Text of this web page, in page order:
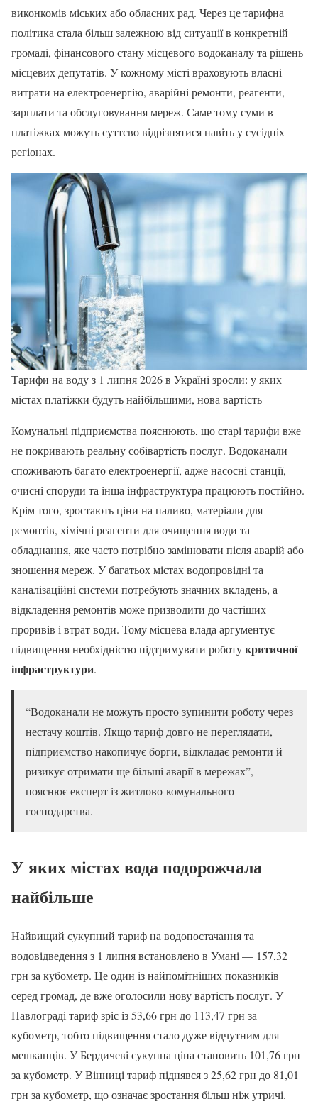
виконкомів міських або обласних рад. Через це тарифна
політика стала більш залежною від ситуації в конкретній
громаді, фінансового стану місцевого водоканалу та рішень
місцевих депутатів. У кожному місті враховують власні
витрати на електроенергію, аварійні ремонти, реагенти,
зарплати та обслуговування мереж. Саме тому суми в
платіжках можуть суттєво відрізнятися навіть у сусідніх
регіонах.
Тарифи на воду з 1 липня 2026 в Україні зросли: у яких
містах платіжки будуть найбільшими, нова вартість
Комунальні підприємства пояснюють, що старі тарифи вже
не покривають реальну собівартість послуг. Водоканали
споживають багато електроенергії, адже насосні станції,
очисні споруди та інша інфраструктура працюють постійно.
Крім того, зростають ціни на паливо, матеріали для
ремонтів, хімічні реагенти для очищення води та
обладнання, яке часто потрібно замінювати після аварій або
зношення мереж. У багатьох містах водопровідні та
каналізаційні системи потребують значних вкладень, а
відкладення ремонтів може призводити до частіших
проривів і втрат води. Тому місцева влада аргументує
підвищення необхідністю підтримувати роботукритичної
інфраструктури.
“Водоканали не можуть просто зупинити роботу через
нестачу коштів. Якщо тариф довго не переглядати,
підприємство накопичує борги, відкладає ремонти й
ризикує отримати ще більші аварії в мережах”, —
пояснює експерт із житлово-комунального
господарства.
У яких містах вода подорожчала
найбільше
Найвищий сукупний тариф на водопостачання та
водовідведення з 1 липня встановлено в Умані — 157,32
грн за кубометр. Це один із найпомітніших показників
серед громад, де вже оголосили нову вартість послуг. У
Павлограді тариф зріс із 53,66 грн до 113,47 грн за
кубометр, тобто підвищення стало дуже відчутним для
мешканців. У Бердичеві сукупна ціна становить 101,76 грн
за кубометр. У Вінниці тариф піднявся з 25,62 грн до 81,01
грн за кубометр, що означає зростання більш ніж утричі.